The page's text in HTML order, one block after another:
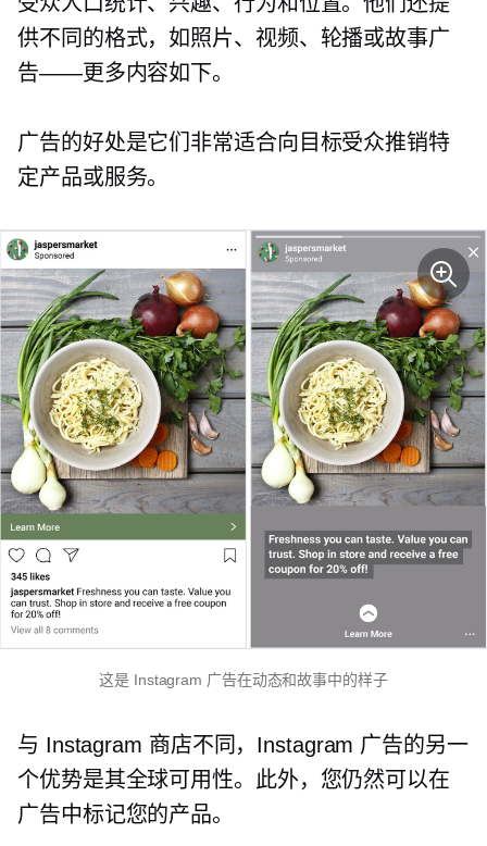
供不同的格式，如照片、视频、轮播或故事广
告——更多内容如下。
广告的好处是它们非常适合向目标受众推销特
定产品或服务。
这是 Instagram 广告在动态和故事中的样子
与 Instagram 商店不同，Instagram 广告的另一
个优势是其全球可用性。此外，您仍然可以在
广告中标记您的产品。